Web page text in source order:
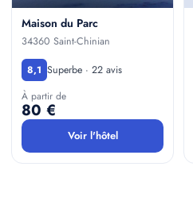
Maison du Parc
34360 Saint-Chinian
8,1 Superbe · 22 avis
À partir de
80 €
Voir l'hôtel